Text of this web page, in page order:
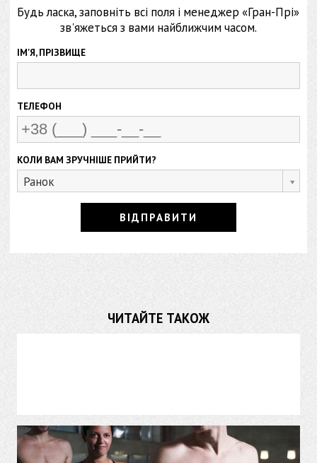
Будь ласка, заповніть всі поля і менеджер «Гран-Прі»
зв'яжеться з вами найближчим часом.
ІМ'Я, ПРІЗВИЩЕ
ТЕЛЕФОН
КОЛИ ВАМ ЗРУЧНІШЕ ПРИЙТИ?
Ранок
ЧИТАЙТЕ ТАКОЖ